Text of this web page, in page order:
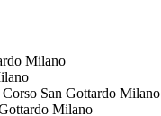
Milano
San Gottardo Milano
Milano